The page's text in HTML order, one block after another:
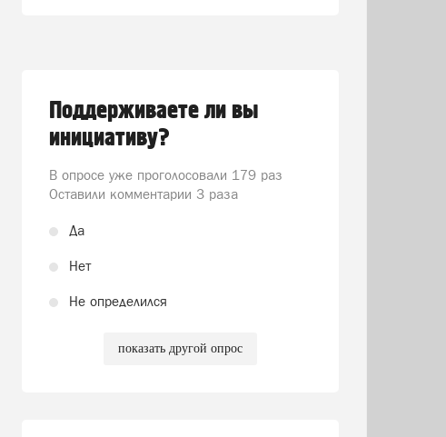
Поддерживаете ли вы
инициативу?
В опросе уже проголосовали 179 раз
Оставили комментарии 3 раза
Да
Нет
Не определился
показать другой опрос